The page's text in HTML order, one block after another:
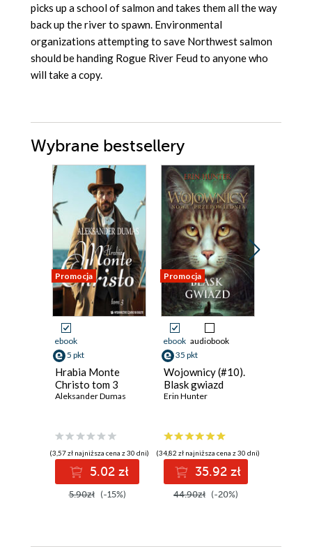
picks up a school of salmon and takes them all the way
back up the river to spawn. Environmental
organizations attempting to save Northwest salmon
should be handing Rogue River Feud to anyone who
will take a copy.
Wybrane bestsellery
Promocja
ebook
5 pkt
Hrabia Monte
Christo tom 3
Aleksander Dumas
(3,57 zł najniższa cena z 30 dni)
5.02 zł
5.90zł (-15%)
Promocja
ebook audiobook
35 pkt
Wojownicy (#10).
Blask gwiazd
Erin Hunter
(34,82 zł najniższa cena z 30 dni)
35.92 zł
44.90zł (-20%)